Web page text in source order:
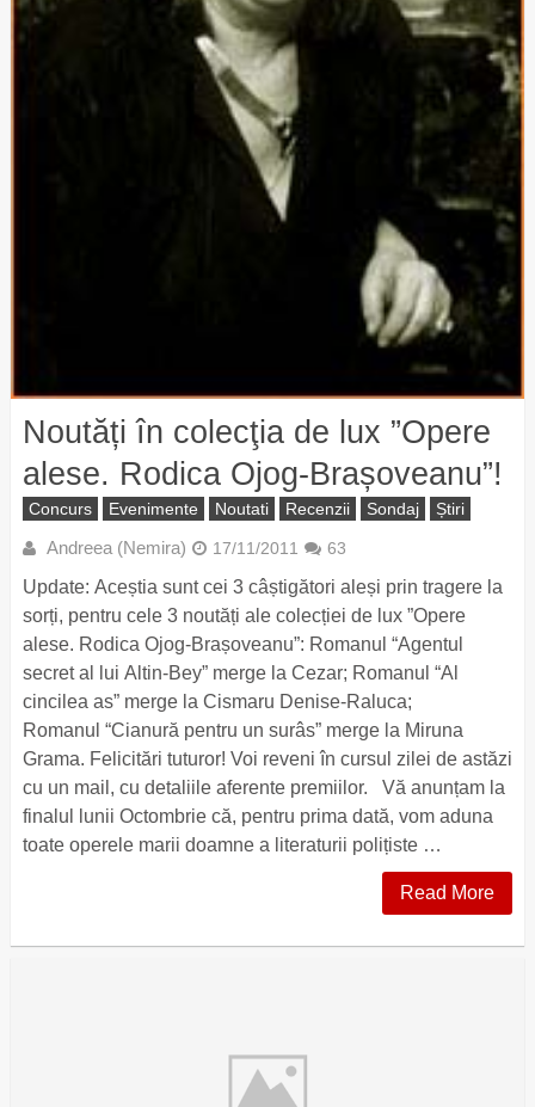
Noutăți în colecţia de lux ”Opere
alese. Rodica Ojog-Brașoveanu”!
Concurs Evenimente Noutati Recenzii Sondaj Știri
Andreea (Nemira) 17/11/2011 63
Update: Aceștia sunt cei 3 câștigători aleși prin tragere la
sorți, pentru cele 3 noutăți ale colecției de lux ”Opere
alese. Rodica Ojog-Brașoveanu”: Romanul “Agentul
secret al lui Altin-Bey” merge la Cezar; Romanul “Al
cincilea as” merge la Cismaru Denise-Raluca;
Romanul “Cianură pentru un surâs” merge la Miruna
Grama. Felicitări tuturor! Voi reveni în cursul zilei de astăzi
cu un mail, cu detaliile aferente premiilor. Vă anunțam la
finalul lunii Octombrie că, pentru prima dată, vom aduna
toate operele marii doamne a literaturii polițiste …
Read More